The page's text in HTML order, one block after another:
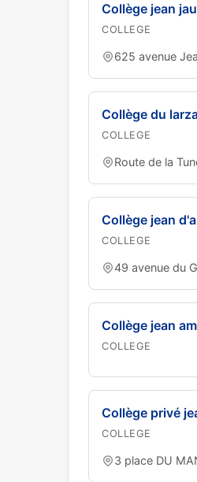
Collège jean
COLLEGE
625 avenue
Collège du
COLLEGE
Route de la
Collège jean
COLLEGE
49 avenue du
Collège jean
COLLEGE
Collège privé
COLLEGE
3 place DU